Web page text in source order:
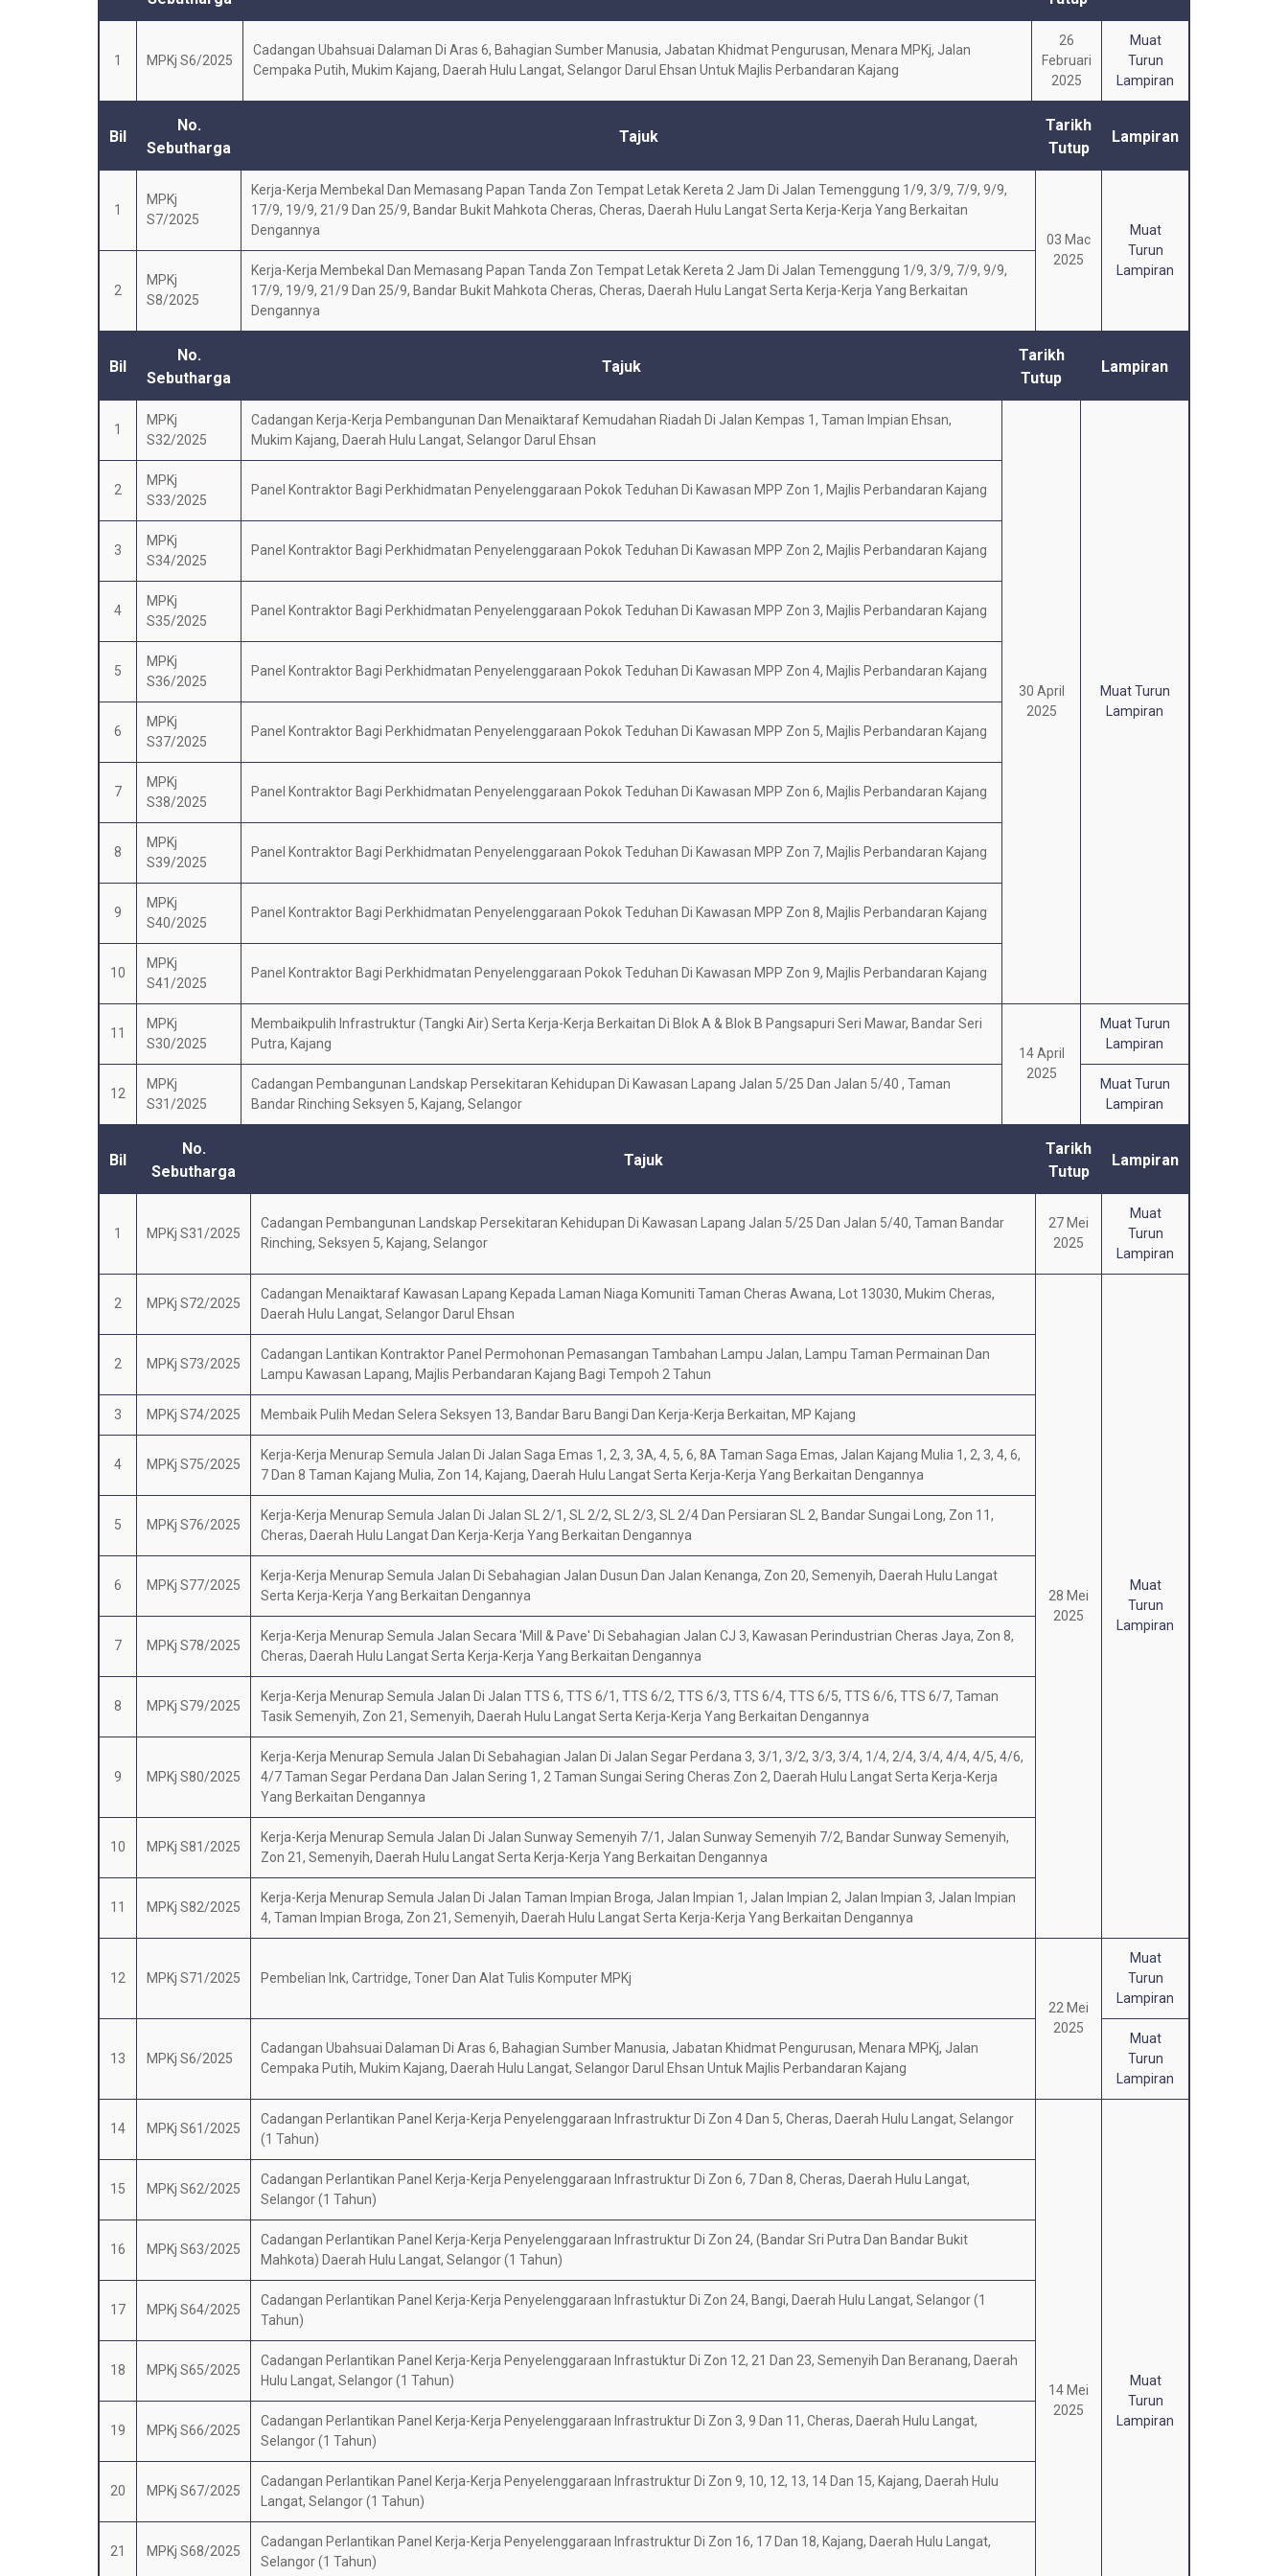
1 MPKj S6/2025
Cadangan Ubahsuai Dalaman Di Aras 6, Bahagian Sumber Manusia, Jabatan Khidmat Pengurusan, Menara MPKj, Jalan
Cempaka Putih, Mukim Kajang, Daerah Hulu Langat, Selangor Darul Ehsan Untuk Majlis Perbandaran Kajang
26
Februari
2025
Muat
Turun
Lampiran
Bil
No.
Sebutharga
Tajuk
Tarikh
Tutup
Lampiran
1
MPKj
S7/2025
Kerja-Kerja Membekal Dan Memasang Papan Tanda Zon Tempat Letak Kereta 2 Jam Di Jalan Temenggung 1/9, 3/9, 7/9, 9/9,
17/9, 19/9, 21/9 Dan 25/9, Bandar Bukit Mahkota Cheras, Cheras, Daerah Hulu Langat Serta Kerja-Kerja Yang Berkaitan
Dengannya
03 Mac
2025
Muat
Turun
Lampiran
2
MPKj
S8/2025
Kerja-Kerja Membekal Dan Memasang Papan Tanda Zon Tempat Letak Kereta 2 Jam Di Jalan Temenggung 1/9, 3/9, 7/9, 9/9,
17/9, 19/9, 21/9 Dan 25/9, Bandar Bukit Mahkota Cheras, Cheras, Daerah Hulu Langat Serta Kerja-Kerja Yang Berkaitan
Dengannya
Bil
No.
Sebutharga
Tajuk
Tarikh
Tutup
Lampiran
1
MPKj
S32/2025
Cadangan Kerja-Kerja Pembangunan Dan Menaiktaraf Kemudahan Riadah Di Jalan Kempas 1, Taman Impian Ehsan,
Mukim Kajang, Daerah Hulu Langat, Selangor Darul Ehsan
30 April
2025
Muat Turun
Lampiran
2
MPKj
S33/2025
Panel Kontraktor Bagi Perkhidmatan Penyelenggaraan Pokok Teduhan Di Kawasan MPP Zon 1, Majlis Perbandaran Kajang
3
MPKj
S34/2025
Panel Kontraktor Bagi Perkhidmatan Penyelenggaraan Pokok Teduhan Di Kawasan MPP Zon 2, Majlis Perbandaran Kajang
4
MPKj
S35/2025
Panel Kontraktor Bagi Perkhidmatan Penyelenggaraan Pokok Teduhan Di Kawasan MPP Zon 3, Majlis Perbandaran Kajang
5
MPKj
S36/2025
Panel Kontraktor Bagi Perkhidmatan Penyelenggaraan Pokok Teduhan Di Kawasan MPP Zon 4, Majlis Perbandaran Kajang
6
MPKj
S37/2025
Panel Kontraktor Bagi Perkhidmatan Penyelenggaraan Pokok Teduhan Di Kawasan MPP Zon 5, Majlis Perbandaran Kajang
7
MPKj
S38/2025
Panel Kontraktor Bagi Perkhidmatan Penyelenggaraan Pokok Teduhan Di Kawasan MPP Zon 6, Majlis Perbandaran Kajang
8
MPKj
S39/2025
Panel Kontraktor Bagi Perkhidmatan Penyelenggaraan Pokok Teduhan Di Kawasan MPP Zon 7, Majlis Perbandaran Kajang
9
MPKj
S40/2025
Panel Kontraktor Bagi Perkhidmatan Penyelenggaraan Pokok Teduhan Di Kawasan MPP Zon 8, Majlis Perbandaran Kajang
10
MPKj
S41/2025
Panel Kontraktor Bagi Perkhidmatan Penyelenggaraan Pokok Teduhan Di Kawasan MPP Zon 9, Majlis Perbandaran Kajang
11
MPKj
S30/2025
Membaikpulih Infrastruktur (Tangki Air) Serta Kerja-Kerja Berkaitan Di Blok A & Blok B Pangsapuri Seri Mawar, Bandar Seri
Putra, Kajang
14 April
2025
Muat Turun
Lampiran
12
MPKj
S31/2025
Cadangan Pembangunan Landskap Persekitaran Kehidupan Di Kawasan Lapang Jalan 5/25 Dan Jalan 5/40 , Taman
Bandar Rinching Seksyen 5, Kajang, Selangor
Muat Turun
Lampiran
Bil
No.
Sebutharga
Tajuk
Tarikh
Tutup
Lampiran
1 MPKj S31/2025
Cadangan Pembangunan Landskap Persekitaran Kehidupan Di Kawasan Lapang Jalan 5/25 Dan Jalan 5/40, Taman Bandar
Rinching, Seksyen 5, Kajang, Selangor
27 Mei
2025
Muat
Turun
Lampiran
2 MPKj S72/2025
Cadangan Menaiktaraf Kawasan Lapang Kepada Laman Niaga Komuniti Taman Cheras Awana, Lot 13030, Mukim Cheras,
Daerah Hulu Langat, Selangor Darul Ehsan
28 Mei
2025
Muat
Turun
Lampiran
2 MPKj S73/2025
Cadangan Lantikan Kontraktor Panel Permohonan Pemasangan Tambahan Lampu Jalan, Lampu Taman Permainan Dan
Lampu Kawasan Lapang, Majlis Perbandaran Kajang Bagi Tempoh 2 Tahun
3 MPKj S74/2025 Membaik Pulih Medan Selera Seksyen 13, Bandar Baru Bangi Dan Kerja-Kerja Berkaitan, MP Kajang
4 MPKj S75/2025
Kerja-Kerja Menurap Semula Jalan Di Jalan Saga Emas 1, 2, 3, 3A, 4, 5, 6, 8A Taman Saga Emas, Jalan Kajang Mulia 1, 2, 3, 4, 6,
7 Dan 8 Taman Kajang Mulia, Zon 14, Kajang, Daerah Hulu Langat Serta Kerja-Kerja Yang Berkaitan Dengannya
5 MPKj S76/2025
Kerja-Kerja Menurap Semula Jalan Di Jalan SL 2/1, SL 2/2, SL 2/3, SL 2/4 Dan Persiaran SL 2, Bandar Sungai Long, Zon 11,
Cheras, Daerah Hulu Langat Dan Kerja-Kerja Yang Berkaitan Dengannya
6 MPKj S77/2025
Kerja-Kerja Menurap Semula Jalan Di Sebahagian Jalan Dusun Dan Jalan Kenanga, Zon 20, Semenyih, Daerah Hulu Langat
Serta Kerja-Kerja Yang Berkaitan Dengannya
7 MPKj S78/2025
Kerja-Kerja Menurap Semula Jalan Secara 'Mill & Pave' Di Sebahagian Jalan CJ 3, Kawasan Perindustrian Cheras Jaya, Zon 8,
Cheras, Daerah Hulu Langat Serta Kerja-Kerja Yang Berkaitan Dengannya
8 MPKj S79/2025
Kerja-Kerja Menurap Semula Jalan Di Jalan TTS 6, TTS 6/1, TTS 6/2, TTS 6/3, TTS 6/4, TTS 6/5, TTS 6/6, TTS 6/7, Taman
Tasik Semenyih, Zon 21, Semenyih, Daerah Hulu Langat Serta Kerja-Kerja Yang Berkaitan Dengannya
9 MPKj S80/2025
Kerja-Kerja Menurap Semula Jalan Di Sebahagian Jalan Di Jalan Segar Perdana 3, 3/1, 3/2, 3/3, 3/4, 1/4, 2/4, 3/4, 4/4, 4/5, 4/6,
4/7 Taman Segar Perdana Dan Jalan Sering 1, 2 Taman Sungai Sering Cheras Zon 2, Daerah Hulu Langat Serta Kerja-Kerja
Yang Berkaitan Dengannya
10 MPKj S81/2025
Kerja-Kerja Menurap Semula Jalan Di Jalan Sunway Semenyih 7/1, Jalan Sunway Semenyih 7/2, Bandar Sunway Semenyih,
Zon 21, Semenyih, Daerah Hulu Langat Serta Kerja-Kerja Yang Berkaitan Dengannya
11 MPKj S82/2025
Kerja-Kerja Menurap Semula Jalan Di Jalan Taman Impian Broga, Jalan Impian 1, Jalan Impian 2, Jalan Impian 3, Jalan Impian
4, Taman Impian Broga, Zon 21, Semenyih, Daerah Hulu Langat Serta Kerja-Kerja Yang Berkaitan Dengannya
12 MPKj S71/2025
Pembelian Ink, Cartridge, Toner Dan Alat Tulis Komputer MPKj
22 Mei
2025
Muat
Turun
Lampiran
13 MPKj S6/2025
Cadangan Ubahsuai Dalaman Di Aras 6, Bahagian Sumber Manusia, Jabatan Khidmat Pengurusan, Menara MPKj, Jalan
Cempaka Putih, Mukim Kajang, Daerah Hulu Langat, Selangor Darul Ehsan Untuk Majlis Perbandaran Kajang
Muat
Turun
Lampiran
14 MPKj S61/2025
Cadangan Perlantikan Panel Kerja-Kerja Penyelenggaraan Infrastruktur Di Zon 4 Dan 5, Cheras, Daerah Hulu Langat, Selangor
(1 Tahun)
14 Mei
2025
Muat
Turun
Lampiran
15 MPKj S62/2025
Cadangan Perlantikan Panel Kerja-Kerja Penyelenggaraan Infrastruktur Di Zon 6, 7 Dan 8, Cheras, Daerah Hulu Langat,
Selangor (1 Tahun)
16 MPKj S63/2025
Cadangan Perlantikan Panel Kerja-Kerja Penyelenggaraan Infrastruktur Di Zon 24, (Bandar Sri Putra Dan Bandar Bukit
Mahkota) Daerah Hulu Langat, Selangor (1 Tahun)
17 MPKj S64/2025
Cadangan Perlantikan Panel Kerja-Kerja Penyelenggaraan Infrastuktur Di Zon 24, Bangi, Daerah Hulu Langat, Selangor (1
Tahun)
18 MPKj S65/2025
Cadangan Perlantikan Panel Kerja-Kerja Penyelenggaraan Infrastuktur Di Zon 12, 21 Dan 23, Semenyih Dan Beranang, Daerah
Hulu Langat, Selangor (1 Tahun)
19 MPKj S66/2025
Cadangan Perlantikan Panel Kerja-Kerja Penyelenggaraan Infrastruktur Di Zon 3, 9 Dan 11, Cheras, Daerah Hulu Langat,
Selangor (1 Tahun)
20 MPKj S67/2025
Cadangan Perlantikan Panel Kerja-Kerja Penyelenggaraan Infrastruktur Di Zon 9, 10, 12, 13, 14 Dan 15, Kajang, Daerah Hulu
Langat, Selangor (1 Tahun)
21 MPKj S68/2025
Cadangan Perlantikan Panel Kerja-Kerja Penyelenggaraan Infrastruktur Di Zon 16, 17 Dan 18, Kajang, Daerah Hulu Langat,
Selangor (1 Tahun)